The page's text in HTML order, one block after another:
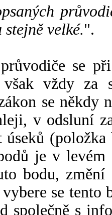
velké.".
se
vždy za
se někdy
v odsluní
úseků
je v
bodu,
se tento
společně s